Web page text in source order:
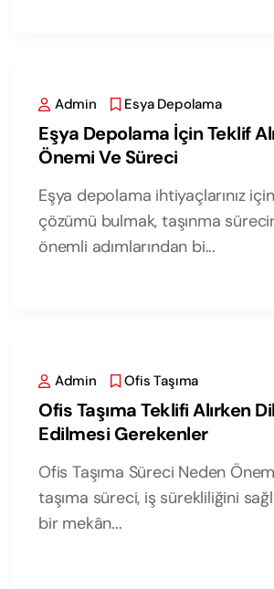
Admin Esya Depolama
Eşya Depolama İçin Teklif
Önemi Ve Süreci
Eşya depolama ihtiyaçlarınız
çözümü bulmak, taşınma
önemli adımlarından bi...
Admin Ofis Taşıma
Ofis Taşıma Teklifi Alırken
Edilmesi Gerekenler
Ofis Taşıma Süreci Neden
taşıma süreci, iş sürekliliğini
bir mekân...